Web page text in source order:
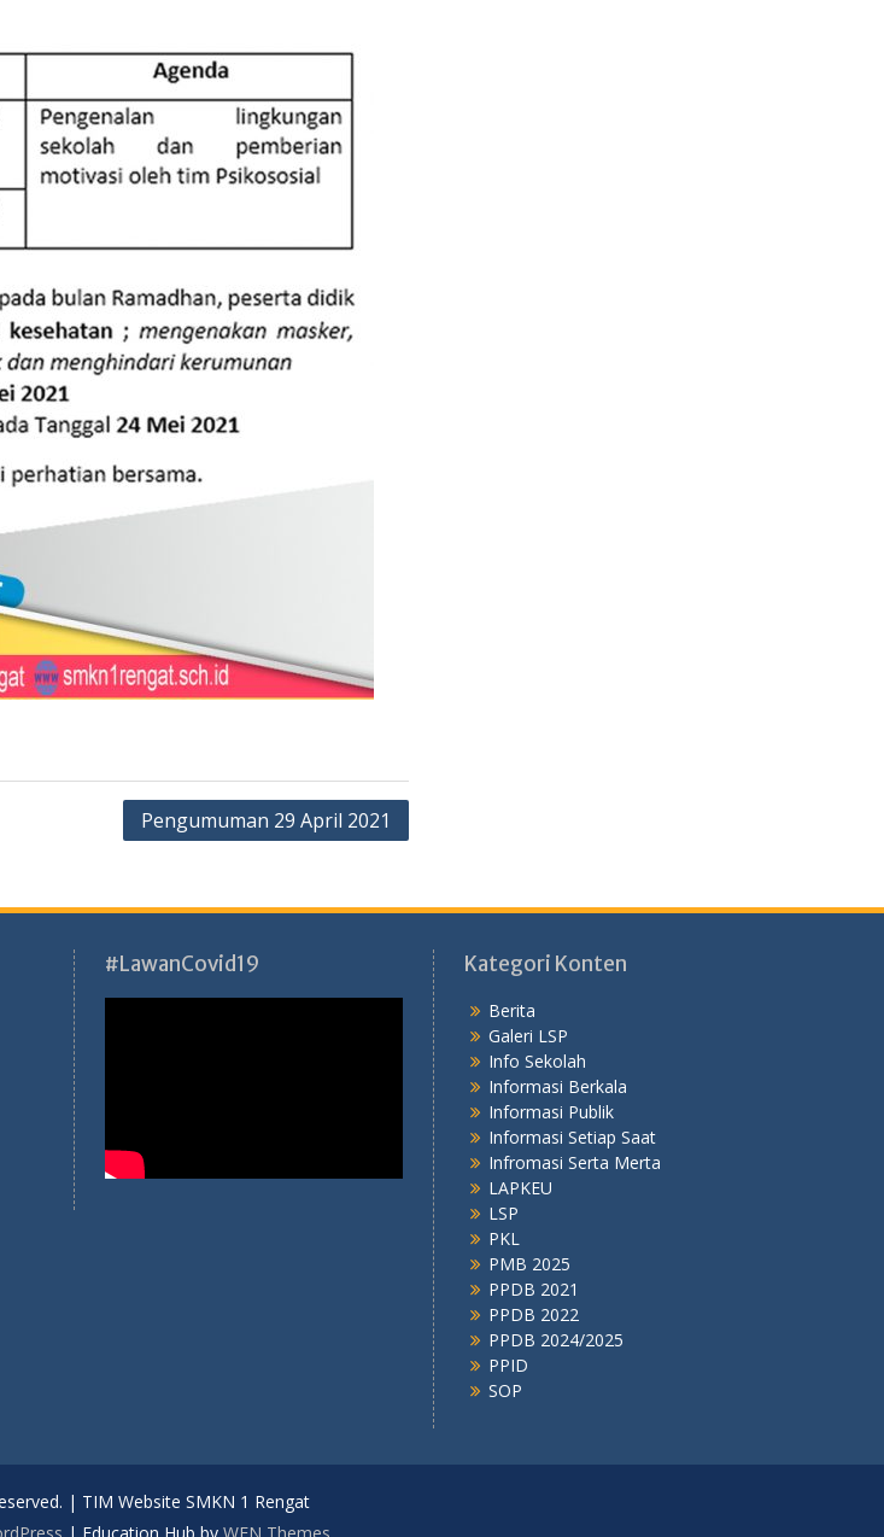
Pengumuman 29 April 2021
#LawanCovid19 Kategori Konten
Berita
Galeri LSP
Info Sekolah
Informasi Berkala
Informasi Publik
Informasi Setiap Saat
Infromasi Serta Merta
LAPKEU
LSP
PKL
PMB 2025
PPDB 2021
PPDB 2022
PPDB 2024/2025
PPID
SOP
| TIM Website SMKN 1 Rengat